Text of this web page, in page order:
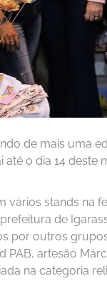
de mais uma
o dia 14
vários stands na
de
por outros
PAB, artesão
na categoria